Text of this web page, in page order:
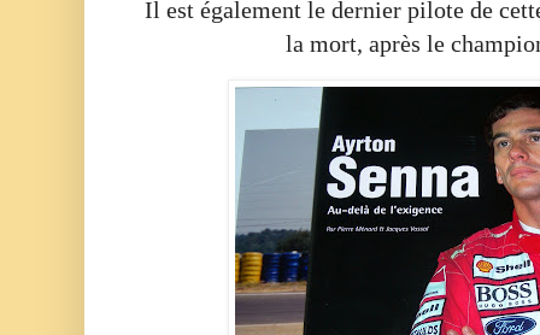
Il est également le dernier pilote de
la mort, après le